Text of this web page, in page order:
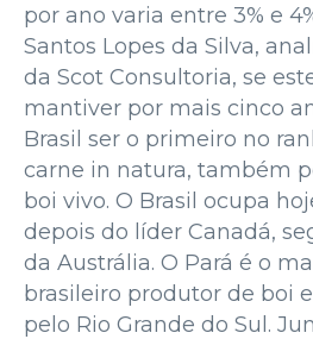
por ano varia entre 3% e
Santos Lopes da Silva,
da Scot Consultoria, se
mantiver por mais cinco
Brasil ser o primeiro no
carne in natura, também
boi vivo. O Brasil ocupa
depois do líder Canadá,
da Austrália. O Pará é o
brasileiro produtor de boi
pelo Rio Grande do Sul.